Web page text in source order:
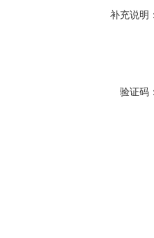
补充说明：
验证码：